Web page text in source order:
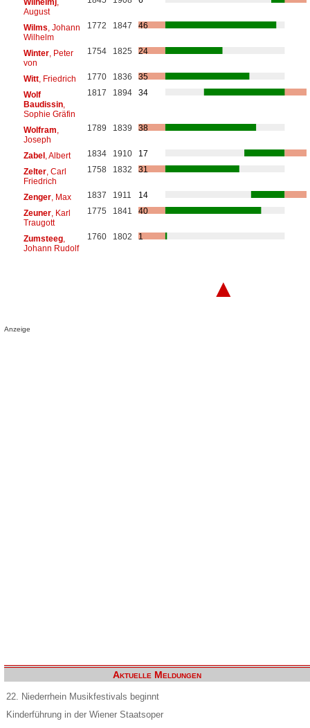
August
Wilms , Johann
Wilhelm
1772 1847 46
Winter, Peter
von
1754 1825 24
Witt, Friedrich 1770 1836
35
Wolf
Baudissin,
Sophie Gräfin
1817 1894 34
Wolfram
Joseph
1789 1839 38
Zabel, Albert 1834 1910
17
Zelter, Carl
Friedrich
1758 1832 31
Zenger, Max 1837 1911
14
Zeuner, Karl
Traugott
1775 1841 40
Zumsteeg,
Johann Rudolf
1760 1802 1
▲
Anzeige
Aktuelle Meldungen
22. Niederrhein Musikfestivals beginnt
Kinderführung in der Wiener Staatsoper